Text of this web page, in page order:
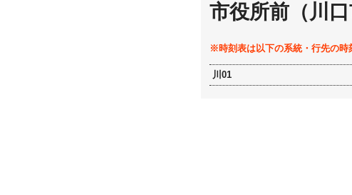
市役所前（川
※時刻表は以下の系統・行先の時
川01